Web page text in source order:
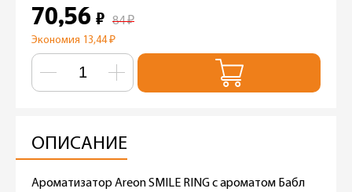
84₽
70,56 ₽
Экономия 13,44₽
ОПИСАНИЕ
Ароматизатор Areon SMILE RING с ароматом Бабл